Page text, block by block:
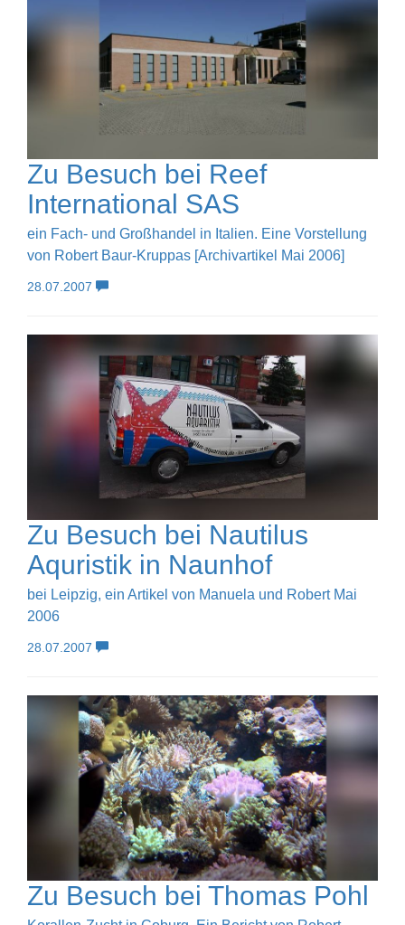
Zu Besuch bei Reef
International SAS
ein Fach- und Großhandel in Italien. Eine Vorstellung
von Robert Baur-Kruppas [Archivartikel Mai 2006]
28.07.2007
Zu Besuch bei Nautilus
Aquristik in Naunhof
bei Leipzig, ein Artikel von Manuela und Robert Mai
2006
28.07.2007
Zu Besuch bei Thomas Pohl